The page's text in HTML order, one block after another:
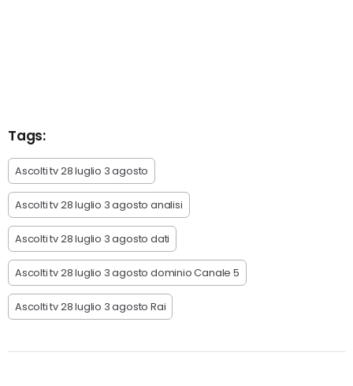
Tags:
Ascolti tv 28 luglio 3 agosto
Ascolti tv 28 luglio 3 agosto analisi
Ascolti tv 28 luglio 3 agosto dati
Ascolti tv 28 luglio 3 agosto dominio Canale 5
Ascolti tv 28 luglio 3 agosto Rai